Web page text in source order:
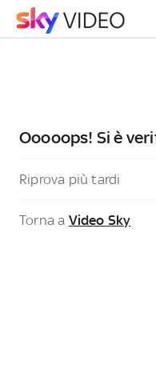
Ooooops! Si è
Riprova più tardi
Torna a Video Sky